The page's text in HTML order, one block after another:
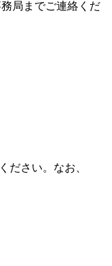
局までご連絡くだ
ださい。なお、